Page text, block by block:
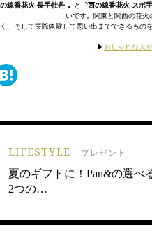
の線香花火 長手牡丹 〟 と〝西の線香花火 スボ手
いです。関東と関西の花火
、そして実際体験して思い出までできるもの
▶︎ おしゃれな人
LIFESTYLE プレゼント
夏のギフトに！Pan&の選べ
2つの…